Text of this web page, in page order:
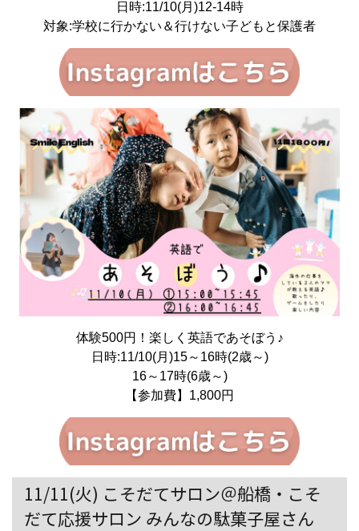
日時:11/10(月)12-14時
対象:学校に行かない＆行けない子どもと保護者
体験500円！楽しく英語であそぼう♪
日時:11/10(月)15～16時(2歳～)
16～17時(6歳～)
【参加費】1,800円
11/11(火) こそだてサロン＠船橋・こそ
だて応援サロン みんなの駄菓子屋さん